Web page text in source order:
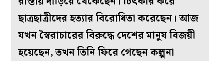
ছাত্রছাত্রীদের হত্যার বিরোধিতা করেছেন। আজ
যখন স্বৈরাচারের বিরুদ্ধে দেশের মানুষ বিজয়ী
হয়েছেন, তখন তিনি ফিরে গেছেন কল্পনা